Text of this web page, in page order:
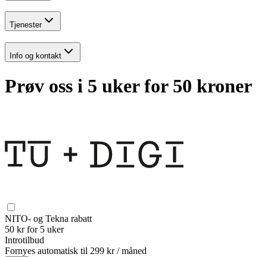
Tjenester
Info og kontakt
Prøv oss i 5 uker for 50 kroner
NITO- og Tekna rabatt
50 kr for 5 uker
Introtilbud
Fornyes automatisk til 299 kr / måned